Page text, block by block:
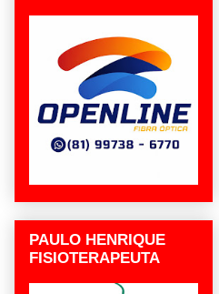
PAULO HENRIQUE
FISIOTERAPEUTA